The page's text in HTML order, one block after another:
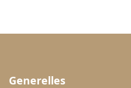
Generelles